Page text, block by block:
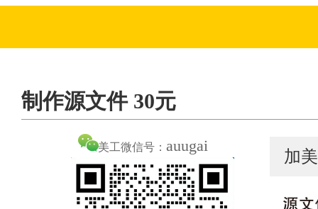
制作源文件 30元
美工微信号： auugai
加